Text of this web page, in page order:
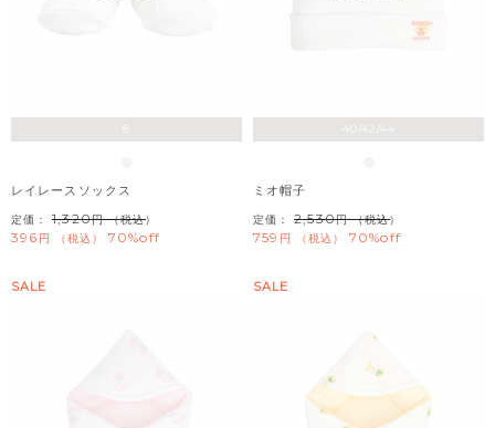
8
レイレースソックス
定価： 1,320 （税込）
396 税込 70%off
40/42/44
ミオ帽子
定価： 2,530 （税込）
759 税込 70%off
SALE SALE